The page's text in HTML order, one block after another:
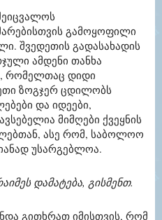
გამოყოფილი
შვედეთის გადასახადის
ამდენი თანხა
რომელთაც დიდი
ზოგჯერ ცდილობს
და იდეები,
მიმღები ქვეყნის
ასე რომ, საბოლოო
უსარგებლოა.
დამატება, გისმენთ.
გითხრათ იმისთვის, რომ